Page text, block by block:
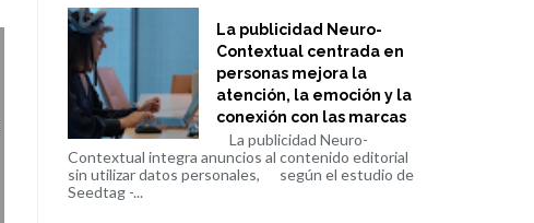
La publicidad Neuro-
Contextual centrada en
personas mejora la
atención, la emoción y la
conexión con las marcas
La publicidad Neuro-
Contextual integra anuncios al contenido editorial
sin utilizar datos personales, según el estudio de
Seedtag -...